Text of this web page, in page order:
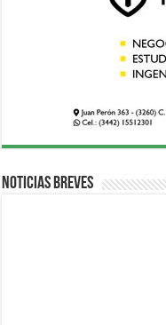
Noticias breves